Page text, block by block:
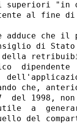
superiori "in
al fine
adduce che il
di
dipendente
che,
del 1998,
a
del